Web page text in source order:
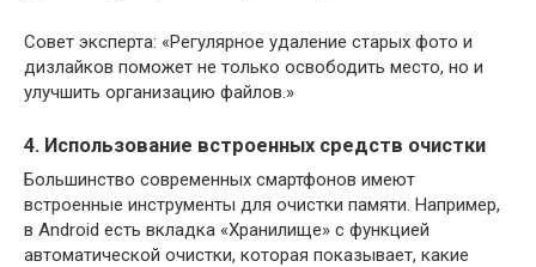
Совет эксперта: «Регулярное удаление старых фото и
дизлайков поможет не только освободить место, но и
улучшить организацию файлов.»
4. Использование встроенных средств очистки
Большинство современных смартфонов имеют
встроенные инструменты для очистки памяти. Например,
в Android есть вкладка «Хранилище» с функцией
автоматической очистки, которая показывает, какие